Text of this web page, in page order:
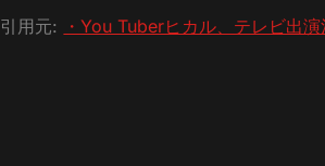
引用元: ・You Tuberヒカル、テレビ出